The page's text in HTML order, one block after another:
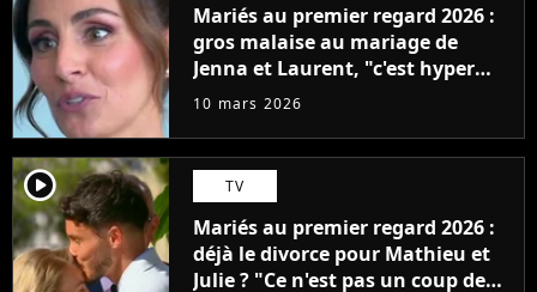
Mariés au premier regard 2026 :
gros malaise au mariage de
Jenna et Laurent, "c'est hyper
gênant"
10 mars 2026
player2 TV
Mariés au premier regard 2026 :
déjà le divorce pour Mathieu et
Julie ? "Ce n'est pas un coup de